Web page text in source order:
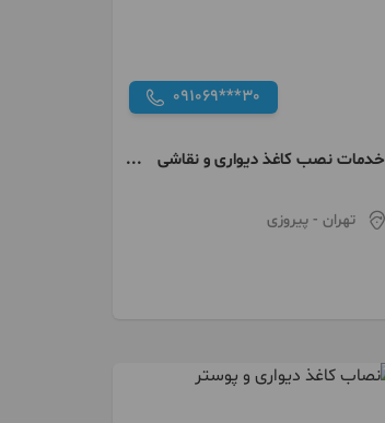
091069***30
خدمات نصب کاغذ دیواری و نقاشی
تهران - پیروزی